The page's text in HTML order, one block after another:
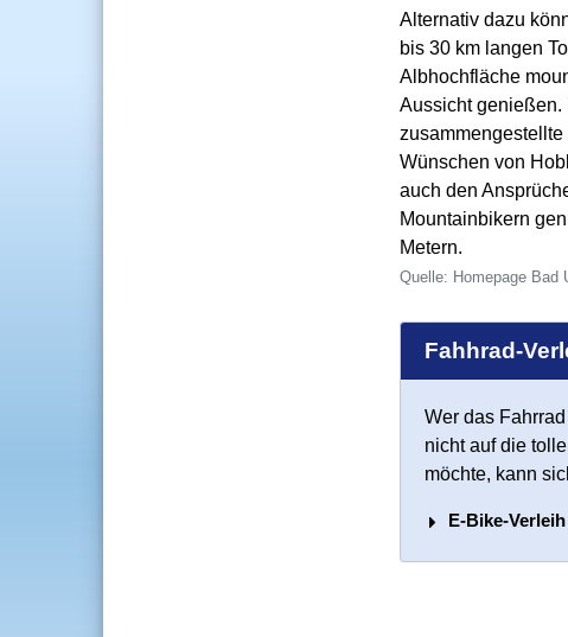
Alternativ dazu
bis 30 km langen
Albhochfläche
Aussicht genießen.
Wünschen von
auch den
Mountainbikern
Metern.
Homepage Bad
Fahhrad-
Wer das
nicht auf die
möchte, kann
E-Bike-Verleih